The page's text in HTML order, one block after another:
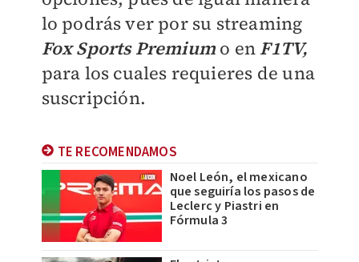
lo podrás ver por su streaming
Fox Sports Premium o en F1TV,
para los cuales requieres de una
suscripción.
TE RECOMENDAMOS
Noel León, el mexicano
que seguiría los pasos de
Leclerc y Piastri en
Fórmula 3